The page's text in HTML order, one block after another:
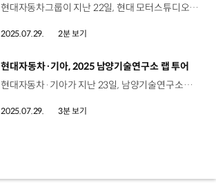
현대자동차그룹이 지난 22일, 현대 모터스튜디오 고양에서 산업통상자원부와 공식 의전차량 지원 협약을 체결했습니다. 이번 협약은 오는 8월, 부산에서 개최되는 ‘APEC 에너지장관회의’와 ‘청정에너지장관회의’, ‘미션이노베이션장관회의’ 등에 공식 의전차량을 지원하기 위한 것으로, 3차례의 회의에는 각국 장관과 국제기구 관계자 등 총 40여 개국 주요 인사가 참석해 미래 에너지 방향성을 논의할 예정입니다. 이번 협약에 따라 현대자동차그룹은 공식 의전차량으로 디 올 뉴 넥쏘 34대, G80 전동화 모델 12대, EV9 14대, 유니버스 수소전기버스 3대 등 총 63대의 친환경 차량을 지원하는데요. 주요 국제행사에서 수소전기차를 의전차량으로 활용하는 것은 최초입니다. 김동욱 부사장 / 현대자동차 전략기획실앞으로 에너지를 포함해서 많은 현안들이 있으실 텐데, 같이 협력했으면 좋겠습니다. 처음 하려는 노력은 끈질긴 끈기와 투자가 없이는 안 되지 않겠습니까? (현대자동차그룹은) 그런 레거시를 계속 키워나가는 것이 대단히 중요하다고 생각을 하고 연료전지 스택 개발을 계속 하고 있습니다. 이호현 제2차관 / 산업통상자원부 디 올 뉴 넥쏘가 전 세계적으로 가장 높은 브랜드 가치를 가지고 있다고 저는 생각하고 있습니다. 정상회의 기간 동안에 친환경 차들을 제공해 주셔서 감사드립니다. 국내·외 주요 국제행사에 친환경 운영 차량을 꾸준히 지원해 온 현대자동차그룹은 앞으로도 친환경 모빌리티 선도 기업으로서의 글로벌 위상을 강화하고 수소차에 대한 관심도를 높여 나갈 계획입니다.
2025.07.29. 2분 보기
[동영상]
현대자동차·기아, 2025 남양기술연구소 랩 투어
현대자동차·기아가 지난 23일, 남양기술연구소에서 미디어를 대상으로 랩 투어를 진행했습니다. 이번 랩 투어는 공력시험동, 환경시험동, RH성능개발동, NVH동 등 4개 핵심 연구시설을 통해 현대자동차·기아의 전동화 기술력을 공개하는 자리였습니다. 축구장 한 개 크기의 규모가 눈을 사로잡는 공력시험동에서는 최대 시속 200km의 바람을 일으키는 3,400마력의 대형 송풍기와 차량 하부 사이에 발생하는 ‘지면 재현 장치’가 정교하게 구현돼 있어, 더 나은 주행 효율과 주행 안정성을 위한 핵심 과제인 공기의 흐름에 대한 다양한 공력 테스트가 진행됐습니다. 또한, 안정적인 열관리 성능을 연구하는 환경시험동에서는 영상 50도의 폭염과 인공 태양광, 영하 30도의 혹한과 거센 눈보라 등 극한의 테스트 환경이 눈길을 끌었는데요, 전 세계 어떤 기후에서도 안정적인 성능을 발휘하도록 극한의 주행 조건을 정밀하게 재현해 검증하는 시설을 공개했습니다. 김태한 파트장 / 현대자동차·기아 열에너지차량시험2팀열에너지 측면에서 전기차 배터리가 아주 중요한 부분 중 하나인데요. 여러 가지 온도 조건과 환경 조건을 다양하게 구비할 수 있기 때문에 전 세계 어느 극한 조건이라도 이 실험실 평가를 통해서 극복할 수 있다고 생각합니다. NVH동에서는 실제 도로 질감을 모사한 패치 위에서 노면 소음을 측정하는 ‘로드노이즈 시험’을 시연했는데요, 전기차의 조용한 주행 감각을 완성하기 위해서는 소리를 측정하고, 소음원을 줄여 나가는 개발 과정이 필수입니다. 박상범 파트장 / 현대자동차·기아 소음진동기술팀실제 주행 조건을 모사해서 실차에서 느끼는 감성 진동의 상품성을 높이는데많은 연구를 하고 있습니다. 최적의 주행 성능을 개발하는 RH성능개발동에서는 북미·유럽 등 해외의 실제 노면을 재현한 ‘승차감 주행시험기’를 선보였습니다. 이용섭 파트장 / 현대자동차·기아 주행성능기술팀(전기차는) 엔진에서 나오는 진동들이 없다보니까, 고객들이 노면에서 올라오는 진동에 대해서 훨씬 더 민감하게 느끼기 때문에 전기차에 걸맞은 진동 특성과 승차감을 어떻게 개발할 것인가를 집중적으로 연구하고 있습니다. 현대자동차·기아는 이번 랩 투어를 통해 전동화 시대 경쟁력의 핵심 기반을 공개하고, 글로벌 EV 시장을 선도하는 연구 개발 역량을 다시 한번 입증했습니다.
2025.07.29. 3분 보기